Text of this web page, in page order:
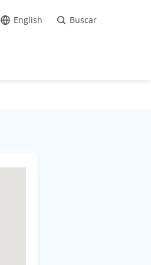
Ir al sitio en Español /
English Buscar